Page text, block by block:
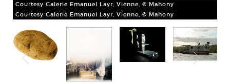
Courtesy Galerie Emanuel Layr, Vienne, © Mahony
Courtesy Galerie Emanuel Layr, Vienne, © Mahony